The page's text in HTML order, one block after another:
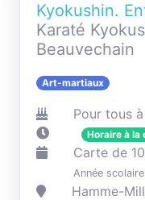
Karaté
Beauvechain
Art-martiaux
Pour tous
Horaire à la
Carte de
Année
Hamme-